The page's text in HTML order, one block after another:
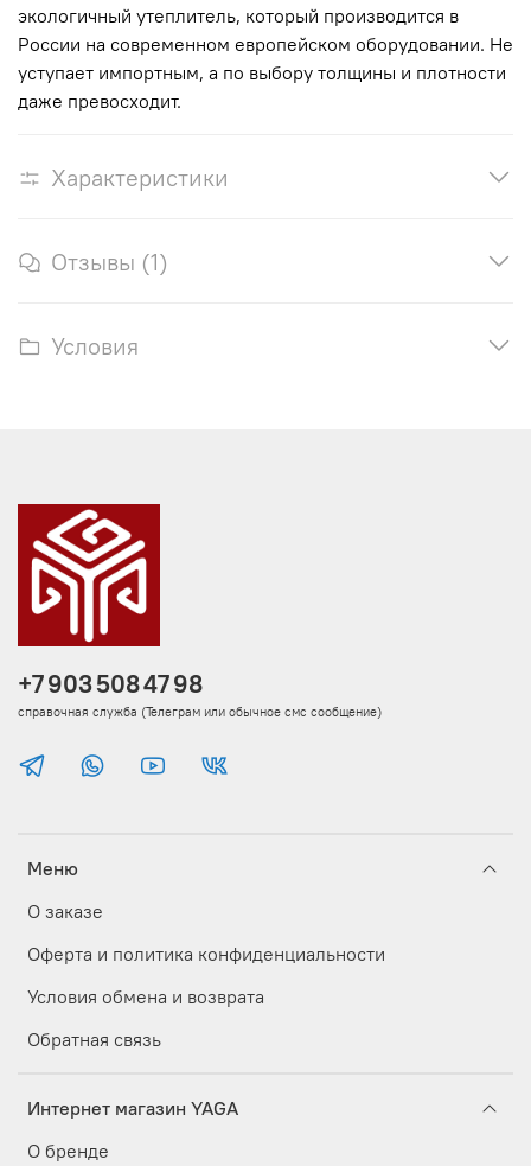
экологичный утеплитель, который производится в
России на современном европейском оборудовании. Не
уступает импортным, а по выбору толщины и плотности
даже превосходит.
Характеристики
Отзывы (1)
Условия
Меню
О заказе
Оферта и политика конфиденциальности
Условия обмена и возврата
Обратная связь
Интернет магазин YAGA
О бренде
+7 903 508 47 98
справочная служба (Телеграм или обычное смс сообщение)